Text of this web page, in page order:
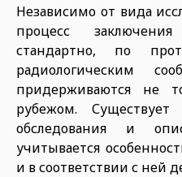
Независимо от вида
процесс
стандартно, по
радиологическим
придерживаются не
рубежом. Существует
обследования и
учитывается
и в соответствии с ней